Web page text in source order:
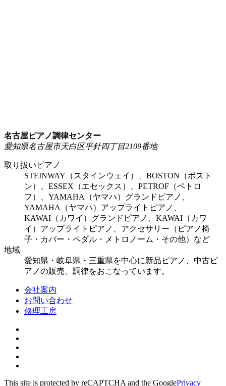
名古屋ピアノ調律センター
愛知県名古屋市天白区平針四丁目2109番地
取り扱いピアノ
STEINWAY（スタインウェイ）、BOSTON（ボスト
ン）、ESSEX（エセックス）、PETROF（ペトロ
フ）、YAMAHA（ヤマハ）グランドピアノ、
YAMAHA（ヤマハ）アップライトピアノ、
KAWAI（カワイ）グランドピアノ、KAWAI（カワ
イ）アップライトピアノ、アクセサリー（ピアノ椅
子・カバー・ペダル・メトロノーム・その他）など
地域
愛知県・岐阜県・三重県を中心に新品ピアノ、中古ピ
アノの販売、調律をおこなっています。
会社案内
お問い合わせ
修理工房
This site is protected by reCAPTCHA and the GooglePrivacy